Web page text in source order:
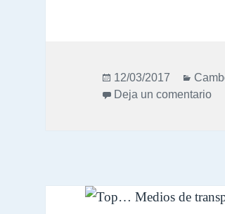
Publicado
el
12/03/2017
Deja un comentario